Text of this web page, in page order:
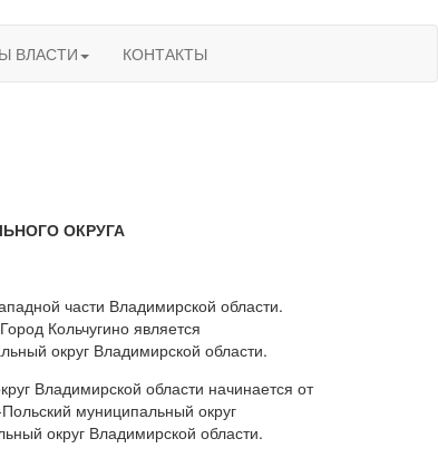
ВЛАСТИ КОНТАКТЫ
ОКРУГА
части Владимирской области.
Кольчугино является
округ Владимирской области.
Владимирской области начинается от
муниципальный округ
округ Владимирской области.